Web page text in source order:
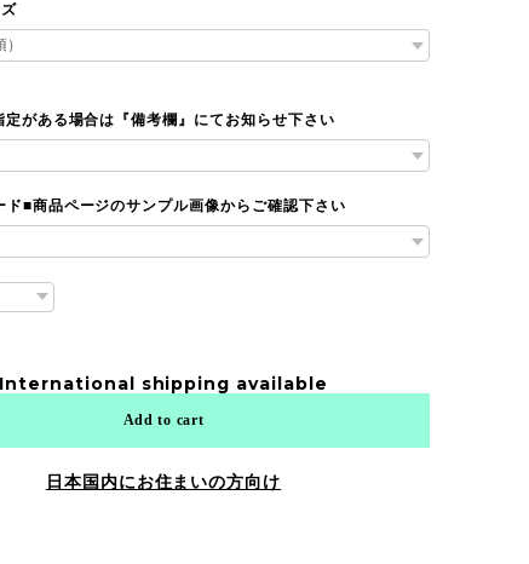
定がある場合は『備考欄』にてお知らせ下さい
ド■商品ページのサンプル画像からご確認下さい
International shipping available
Add to cart
日本国内にお住まいの方向け